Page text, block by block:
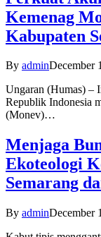
Kemenag
Kabupaten
By adminDecember
Ungaran (Humas) –
Republik Indonesia
(Monev)…
Menjaga
Ekoteologi
Semarang
By adminDecember